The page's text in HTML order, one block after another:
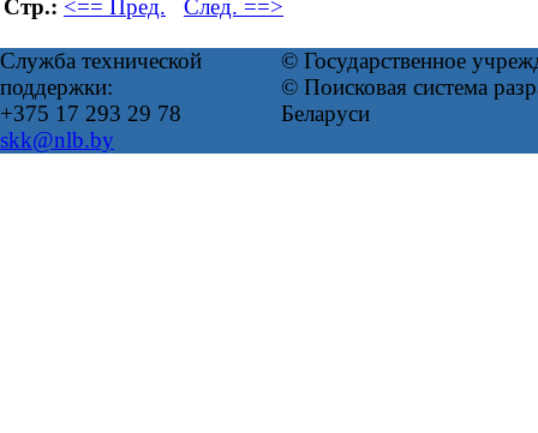
Стр.: <== Пред. След. ==>
Служба технической
поддержки:
+375 17 293 29 78
skk@nlb.by
© Государственное
© Поисковая система
Беларуси